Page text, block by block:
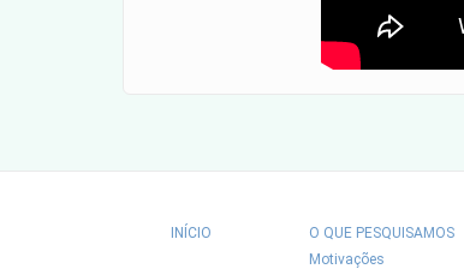
INÍCIO
O QUE PESQUISAMOS
Motivações